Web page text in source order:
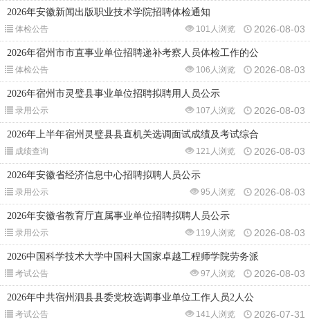
2026年安徽新闻出版职业技术学院招聘体检通知
体检公告 2026-08-03
101人浏览
2026年宿州市市直事业单位招聘递补考察人员体检工作的公
体检公告 2026-08-03
106人浏览
2026年宿州市灵璧县事业单位招聘拟聘用人员公示
录用公示 2026-08-03
107人浏览
2026年上半年宿州灵璧县县直机关选调面试成绩及考试综合
成绩查询 2026-08-03
121人浏览
2026年安徽省经济信息中心招聘拟聘人员公示
录用公示 2026-08-03
95人浏览
2026年安徽省教育厅直属事业单位招聘拟聘人员公示
录用公示 2026-08-03
119人浏览
2026中国科学技术大学中国科大国家卓越工程师学院劳务派
考试公告 2026-08-03
97人浏览
2026年中共宿州泗县县委党校选调事业单位工作人员2人公
考试公告 2026-07-31
141人浏览